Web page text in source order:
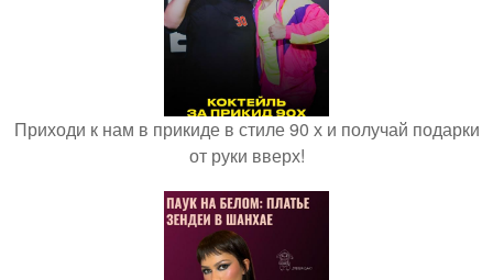
Приходи к нам в прикиде в стиле 90 х и получай подарки
от руки вверх!